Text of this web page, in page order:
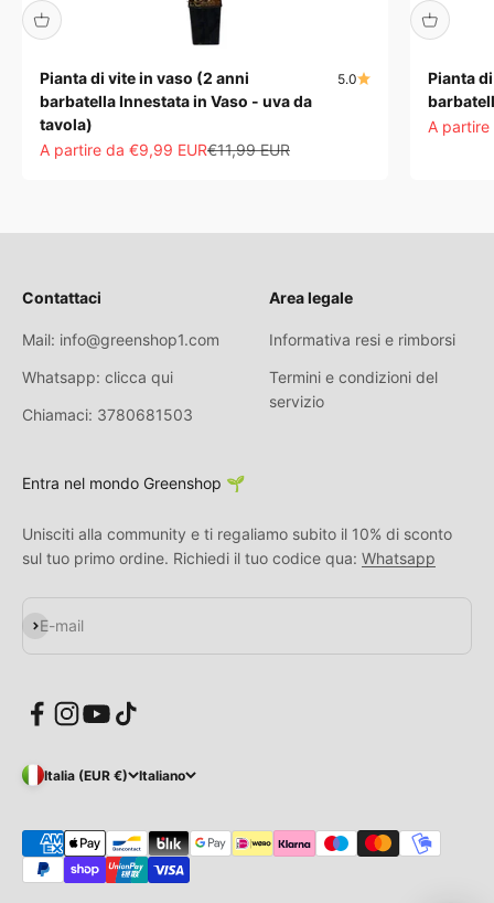
Pianta di vite in vaso (2 anni
barbatella Innestata in Vaso - uva da
tavola)
5.0
Prezzo scontato
A partire da €9,99 EURPrezzo
€11,99 EUR
Pianta
Prezzo
A partire
Contattaci
Mail: info@greenshop1.com
Whatsapp: clicca qui
Chiamaci: 3780681503
Area legale
Informativa resi e rimborsi
Termini e condizioni del
servizio
Entra nel mondo Greenshop 🌱
Unisciti alla community e ti regaliamo subito il 10% di sconto
sul tuo primo ordine. Richiedi il tuo codice qua: Whatsapp
E-mail
Iscriviti alla newsletter
Italia (EUR €) Italiano